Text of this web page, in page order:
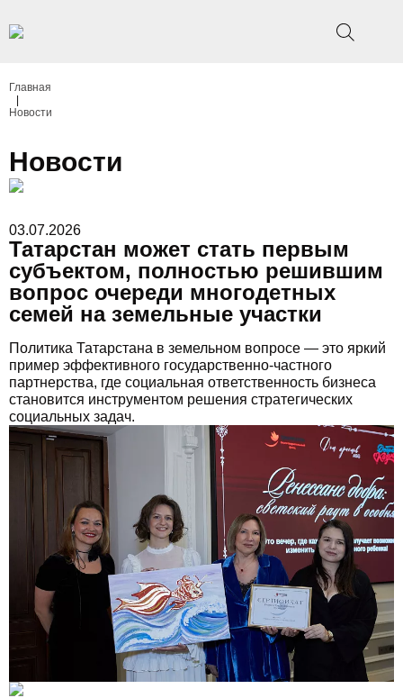
Главная
Новости
Новости
03.07.2026
Татарстан может стать первым
субъектом, полностью решившим
вопрос очереди многодетных
семей на земельные участки
Политика Татарстана в земельном вопросе — это яркий
пример эффективного государственно-частного
партнерства, где социальная ответственность бизнеса
становится инструментом решения стратегических
социальных задач.